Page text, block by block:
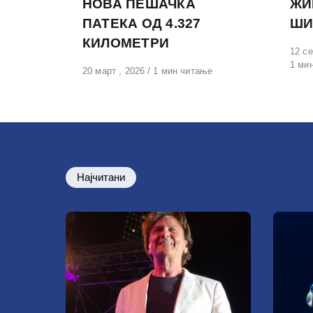
НОВА ПЕШАЧКА
ПАТЕКА ОД 4.327
КИЛОМЕТРИ
Објавено
20 март , 2026 1 мин читање
на
12
1
Најчитани